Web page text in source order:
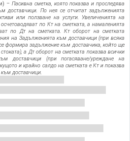
–Пасивна сметка, която показва и проследява
доставчици. По нея се отчитат задълженията
или ползване на услуги. Увеличенията на
по Кт на сметката, а намаленията
по Дт на сметката. Кт оборот на сметката
на Задълженията към доставчици (при всяка
формира задължение към доставчика, който ще
а Дт оборот на сметката показва всички
доставчици (при погасяване/уреждане на
и крайно салдо на сметката е Кт и показва
доставчици.